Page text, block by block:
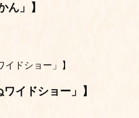
ん」】
イドショー」】